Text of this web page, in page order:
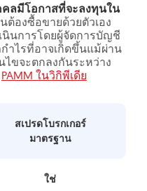
ลมีโอกาสที่จะลงทุนใน
ต้องซื้อขายด้วยตัวเอง
นการโดยผู้จัดการบัญชี
ำไรที่อาจเกิดขึ้นแม้ผ่าน
ไขจะตกลงกันระหว่าง
PAMM ในวิกิพีเดีย
สเปรดโบรกเกอร์
มาตรฐาน
ใช่